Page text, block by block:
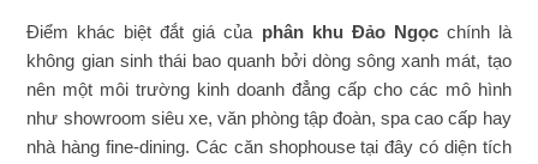
Điểm khác biệt đắt giá của phân khu Đảo Ngọcchính là
không gian sinh thái bao quanh bởi dòng sông xanh mát, tạo
nên một môi trường kinh doanh đẳng cấp cho các mô hình
như showroom siêu xe, văn phòng tập đoàn, spa cao cấp hay
nhà hàng fine-dining. Các căn shophouse tại đây có diện tích